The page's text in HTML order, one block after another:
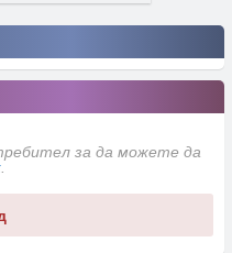
за да можете да